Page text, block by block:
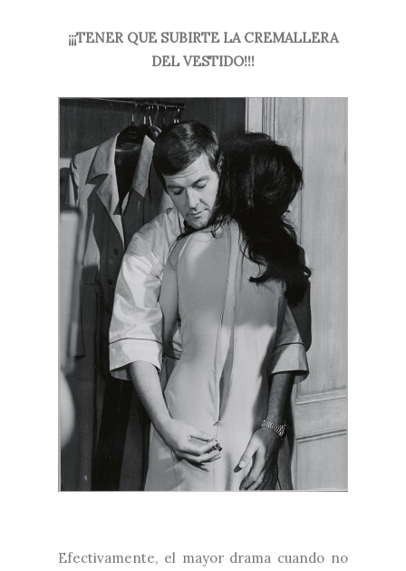
¡¡¡TENER QUE SUBIRTE LA CREMALLERA
DEL VESTIDO!!!
Efectivamente, el mayor drama cuando no